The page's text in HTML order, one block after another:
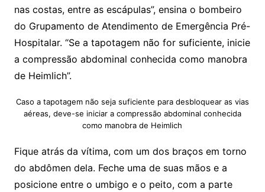
nas costas, entre as escápulas”, ensina o bombeiro
do Grupamento de Atendimento de Emergência Pré-
Hospitalar. “Se a tapotagem não for suficiente, inicie
a compressão abdominal conhecida como manobra
de Heimlich”.
Caso a tapotagem não seja suficiente para desbloquear as vias
aéreas, deve-se iniciar a compressão abdominal conhecida
como manobra de Heimlich
Fique atrás da vítima, com um dos braços em torno
do abdômen dela. Feche uma de suas mãos e a
posicione entre o umbigo e o peito, com a parte